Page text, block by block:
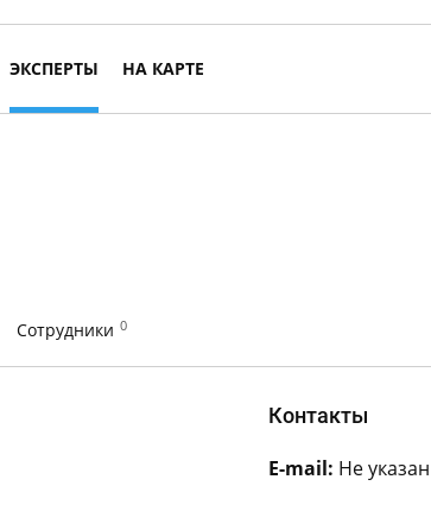
ЭКСПЕРТЫ НА КАРТЕ
Сотрудники 0
Контакты
E-mail: Не указан